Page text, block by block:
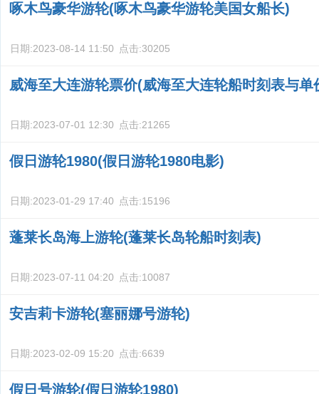
啄木鸟豪华游轮(啄木鸟豪华游轮美国女船长)
日期:2023-08-14 11:50 点击:30205
威海至大连游轮票价(威海至大连轮船时刻表与单
日期:2023-07-01 12:30 点击:21265
假日游轮1980(假日游轮1980电影)
日期:2023-01-29 17:40 点击:15196
蓬莱长岛海上游轮(蓬莱长岛轮船时刻表)
日期:2023-07-11 04:20 点击:10087
安吉莉卡游轮(塞丽娜号游轮)
日期:2023-02-09 15:20 点击:6639
假日号游轮(假日游轮1980)